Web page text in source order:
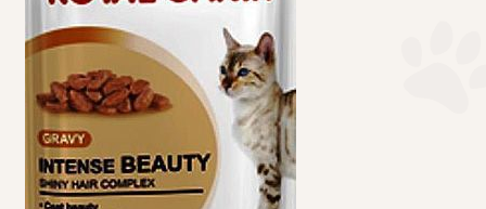
Κρεβατάκια
Τσάντες μεταφοράς
Επικοινωνία